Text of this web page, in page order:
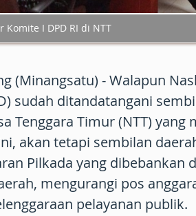
Komite I DPD RI di NTT
(Minangsatu) - Walapun
sudah ditandatangani
Tenggara Timur (NTT)
akan tetapi sembilan
Pilkada yang dibebankan
mengurangi pos
pelayanan publik.